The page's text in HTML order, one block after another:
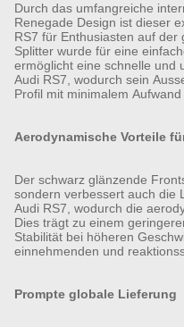
Durch das umfangreiche
Renegade Design ist dieser
RS7 für Enthusiasten auf
Splitter wurde für eine
ermöglicht eine schnelle und
Audi RS7, wodurch sein
Profil mit minimalem
Aerodynamische Vorteile
Der schwarz glänzende
sondern verbessert auch die
Audi RS7, wodurch die
Dies trägt zu einem
Stabilität bei höheren
einnehmenden und
Prompte globale Lieferung